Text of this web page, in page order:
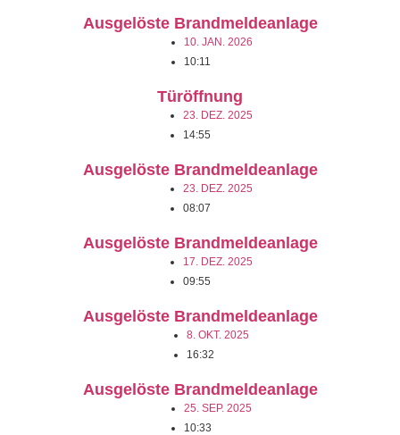
Ausgelöste Brandmeldeanlage
10. JAN. 2026
10:11
Türöffnung
23. DEZ. 2025
14:55
Ausgelöste Brandmeldeanlage
23. DEZ. 2025
08:07
Ausgelöste Brandmeldeanlage
17. DEZ. 2025
09:55
Ausgelöste Brandmeldeanlage
8. OKT. 2025
16:32
Ausgelöste Brandmeldeanlage
25. SEP. 2025
10:33